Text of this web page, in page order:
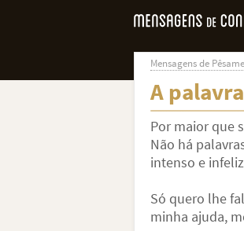
Mensagens de
A
Por maior que
Não há
intenso e
Só quero lhe
minha ajuda,